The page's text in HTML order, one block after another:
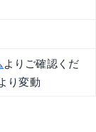
よりご確認くだ
り変動